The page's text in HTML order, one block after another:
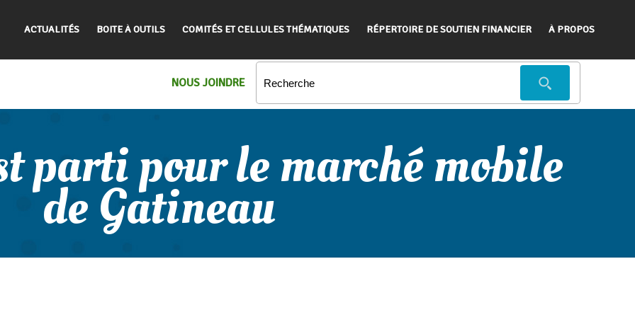
ACTUALITÉS BOITE À OUTILS COMITÉS ET CELLULES THÉMATIQUES RÉPERTOIRE DE SOUTIEN FINANCIER À PROPOS
NOUS JOINDRE
parti pour le marché mobile
de Gatineau